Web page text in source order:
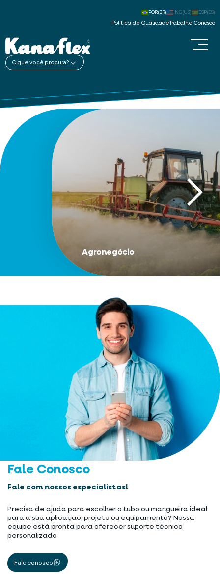
Política de Qualidade Trabalhe Conosco
POR(BR) ING(US) ESP(ES)
O que você procura?
Agronegócio
Fale Conosco
Fale com nossos especialistas!
Precisa de ajuda para escolher o tubo ou mangueira ideal
para a sua aplicação, projeto ou equipamento? Nossa
equipe está pronta para oferecer suporte técnico
personalizado
Fale conosco